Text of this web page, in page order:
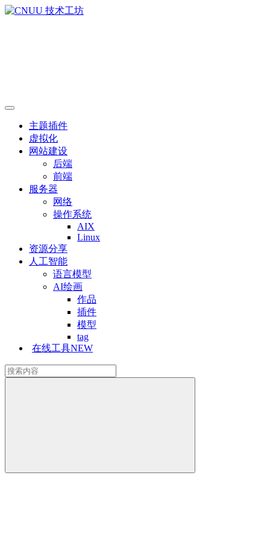
主题插件
虚拟化
网站建设
后端
前端
服务器
网络
操作系统
AIX
Linux
资源分享
人工智能
语言模型
AI绘画
作品
插件
模型
tag
在线工具NEW